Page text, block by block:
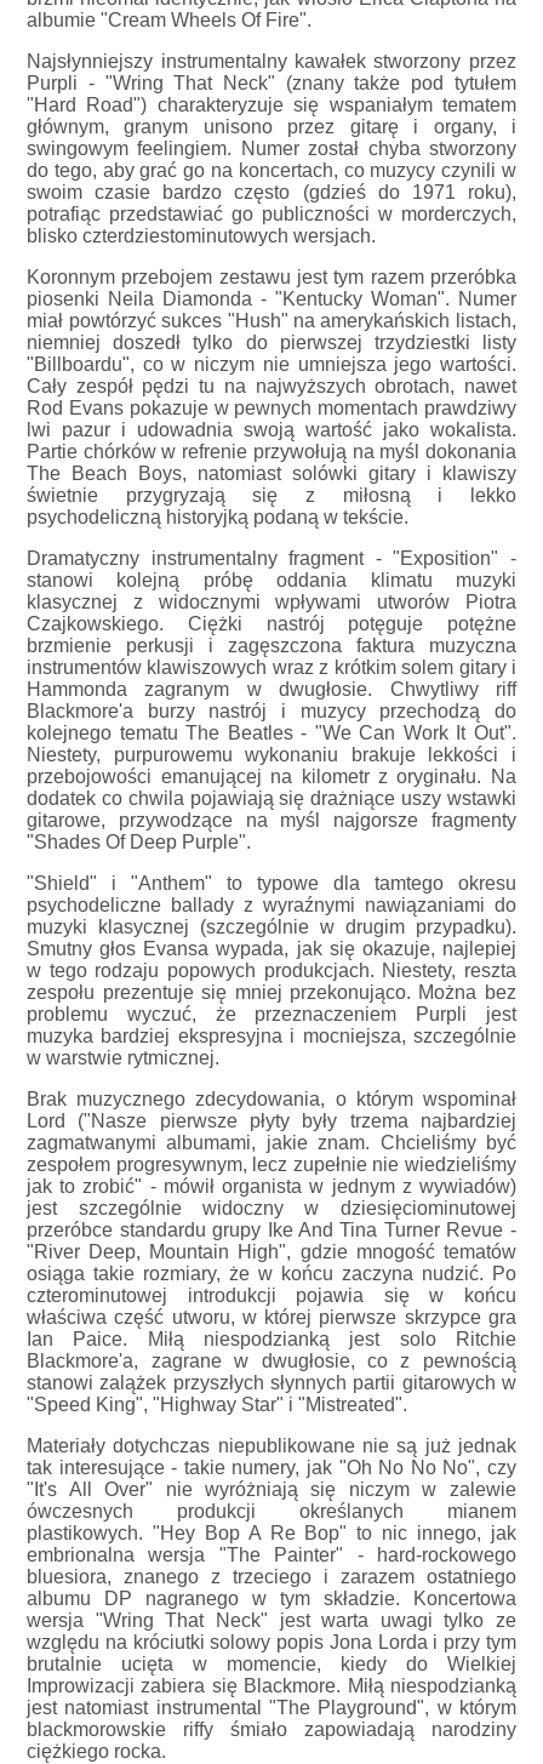
albumie "Cream Wheels Of Fire".
Najsłynniejszy instrumentalny kawałek stworzony przez
Purpli - "Wring That Neck" (znany także pod tytułem
"Hard Road") charakteryzuje się wspaniałym tematem
głównym, granym unisono przez gitarę i organy, i
swingowym feelingiem. Numer został chyba stworzony
do tego, aby grać go na koncertach, co muzycy czynili w
swoim czasie bardzo często (gdzieś do 1971 roku),
potrafiąc przedstawiać go publiczności w morderczych,
blisko czterdziestominutowych wersjach.
Koronnym przebojem zestawu jest tym razem przeróbka
piosenki Neila Diamonda - "Kentucky Woman". Numer
miał powtórzyć sukces "Hush" na amerykańskich listach,
niemniej doszedł tylko do pierwszej trzydziestki listy
"Billboardu", co w niczym nie umniejsza jego wartości.
Cały zespół pędzi tu na najwyższych obrotach, nawet
Rod Evans pokazuje w pewnych momentach prawdziwy
lwi pazur i udowadnia swoją wartość jako wokalista.
Partie chórków w refrenie przywołują na myśl dokonania
The Beach Boys, natomiast solówki gitary i klawiszy
świetnie przygryzają się z miłosną i lekko
psychodeliczną historyjką podaną w tekście.
Dramatyczny instrumentalny fragment - "Exposition" -
stanowi kolejną próbę oddania klimatu muzyki
klasycznej z widocznymi wpływami utworów Piotra
Czajkowskiego. Ciężki nastrój potęguje potężne
brzmienie perkusji i zagęszczona faktura muzyczna
instrumentów klawiszowych wraz z krótkim solem gitary i
Hammonda zagranym w dwugłosie. Chwytliwy riff
Blackmore'a burzy nastrój i muzycy przechodzą do
kolejnego tematu The Beatles - "We Can Work It Out".
Niestety, purpurowemu wykonaniu brakuje lekkości i
przebojowości emanującej na kilometr z oryginału. Na
dodatek co chwila pojawiają się drażniące uszy wstawki
gitarowe, przywodzące na myśl najgorsze fragmenty
"Shades Of Deep Purple".
"Shield" i "Anthem" to typowe dla tamtego okresu
psychodeliczne ballady z wyraźnymi nawiązaniami do
muzyki klasycznej (szczególnie w drugim przypadku).
Smutny głos Evansa wypada, jak się okazuje, najlepiej
w tego rodzaju popowych produkcjach. Niestety, reszta
zespołu prezentuje się mniej przekonująco. Można bez
problemu wyczuć, że przeznaczeniem Purpli jest
muzyka bardziej ekspresyjna i mocniejsza, szczególnie
w warstwie rytmicznej.
Brak muzycznego zdecydowania, o którym wspominał
Lord ("Nasze pierwsze płyty były trzema najbardziej
zagmatwanymi albumami, jakie znam. Chcieliśmy być
zespołem progresywnym, lecz zupełnie nie wiedzieliśmy
jak to zrobić" - mówił organista w jednym z wywiadów)
jest szczególnie widoczny w dziesięciominutowej
przeróbce standardu grupy Ike And Tina Turner Revue -
"River Deep, Mountain High", gdzie mnogość tematów
osiąga takie rozmiary, że w końcu zaczyna nudzić. Po
czterominutowej introdukcji pojawia się w końcu
właściwa część utworu, w której pierwsze skrzypce gra
Ian Paice. Miłą niespodzianką jest solo Ritchie
Blackmore'a, zagrane w dwugłosie, co z pewnością
stanowi zalążek przyszłych słynnych partii gitarowych w
"Speed King", "Highway Star" i "Mistreated".
Materiały dotychczas niepublikowane nie są już jednak
tak interesujące - takie numery, jak "Oh No No No", czy
"It's All Over" nie wyróżniają się niczym w zalewie
ówczesnych produkcji określanych mianem
plastikowych. "Hey Bop A Re Bop" to nic innego, jak
embrionalna wersja "The Painter" - hard-rockowego
bluesiora, znanego z trzeciego i zarazem ostatniego
albumu DP nagranego w tym składzie. Koncertowa
wersja "Wring That Neck" jest warta uwagi tylko ze
względu na króciutki solowy popis Jona Lorda i przy tym
brutalnie ucięta w momencie, kiedy do Wielkiej
Improwizacji zabiera się Blackmore. Miłą niespodzianką
jest natomiast instrumental "The Playground", w którym
blackmorowskie riffy śmiało zapowiadają narodziny
ciężkiego rocka.